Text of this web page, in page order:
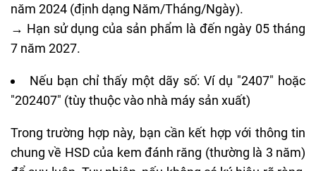
năm 2024 (định dạng Năm/Tháng/Ngày).
→ Hạn sử dụng của sản phẩm là đến ngày 05 tháng
7 năm 2027.
Nếu bạn chỉ thấy một dãy số: Ví dụ "2407" hoặc
"202407" (tùy thuộc vào nhà máy sản xuất)
Trong trường hợp này, bạn cần kết hợp với thông tin
chung về HSD của kem đánh răng (thường là 3 năm)